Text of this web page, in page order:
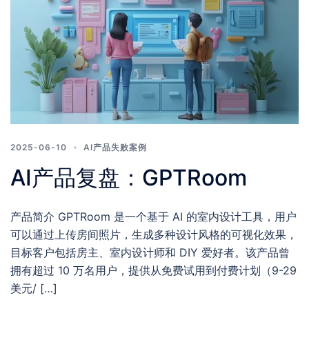
2025-06-10 AI产品失败案例
AI产品复盘：GPTRoom
产品简介 GPTRoom 是一个基于 AI 的室内设计工具，用户
可以通过上传房间照片，生成多种设计风格的可视化效果，
目标客户包括房主、室内设计师和 DIY 爱好者。该产品曾
拥有超过 10 万名用户，提供从免费试用到付费计划（9-29
美元/ […]